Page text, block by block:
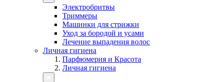
Электробритвы
Триммеры
Машинки для стрижки
Уход за бородой и усами
Лечение выпадения волос
Личная гигиена
Парфюмерия и Красота
Личная гигиена